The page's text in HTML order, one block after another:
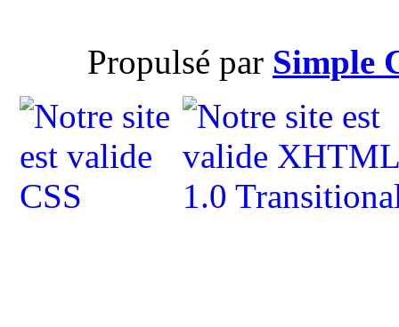
Propulsé par Simple